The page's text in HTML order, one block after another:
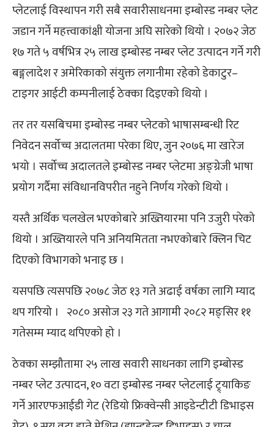
प्लेटलाई विस्थापन गरी सबै सवारीसाधनमा इम्बोस्ड नम्बर प्लेट
जडान गर्ने महत्त्वाकांक्षी योजना अघि सारेको थियो । २०७२ जेठ
१७ गते ५ वर्षभित्र २५ लाख इम्बोस्ड नम्बर प्लेट उत्पादन गर्ने गरी
बङ्गलादेश र अमेरिकाको संयुक्त लगानीमा रहेको डेकाटुर–
टाइगर आईटी कम्पनीलाई ठेक्का दिइएको थियो ।
तर तर यसबिचमा इम्बोस्ड नम्बर प्लेटको भाषासम्बन्धी रिट
निवेदन सर्वोच्च अदालतमा परेका थिए, जुन २०७६ मा खारेज
भयो । सर्वोच्च अदालतले इम्बोस्ड नम्बर प्लेटमा अङ्ग्रेजी भाषा
प्रयोग गर्दैमा संविधानविपरीत नहुने निर्णय गरेको थियो ।
यस्तै अर्थिक चलखेल भएकोबारे अख्तियारमा पनि उजुरी परेको
थियो । अख्तियारले पनि अनियमितता नभएकोबारे क्लिन चिट
दिएको विभागको भनाइ छ ।
यसपछि त्यसपछि २०७८ जेठ १३ गते अढाई वर्षका लागि म्याद
थप गरियो । २०८० असोज २३ गते आगामी २०८२ मङ्सिर ११
गतेसम्म म्याद थपिएको हो ।
ठेक्का सम्झौतामा २५ लाख सवारी साधनका लागि इम्बोस्ड
नम्बर प्लेट उत्पादन, १० वटा इम्बोस्ड नम्बर प्लेटलाई ट्र्याकिङ
गर्ने आरएफआईडी गेट (रेडियो फ्रिक्वेन्सी आइडेन्टीटी डिभाइस